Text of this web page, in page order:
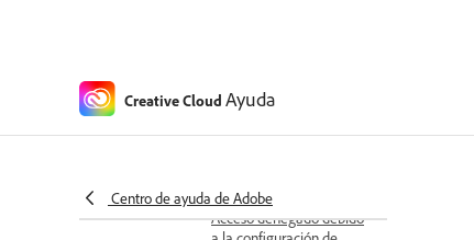
Creative Cloud Ayuda
Centro de ayuda de Adobe
atribución de creatividades
Acceso denegado debido